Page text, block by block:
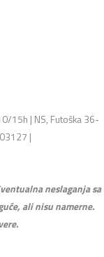
15h | NS, Futoška 36-
|
neslaganja sa
ali nisu namerne.